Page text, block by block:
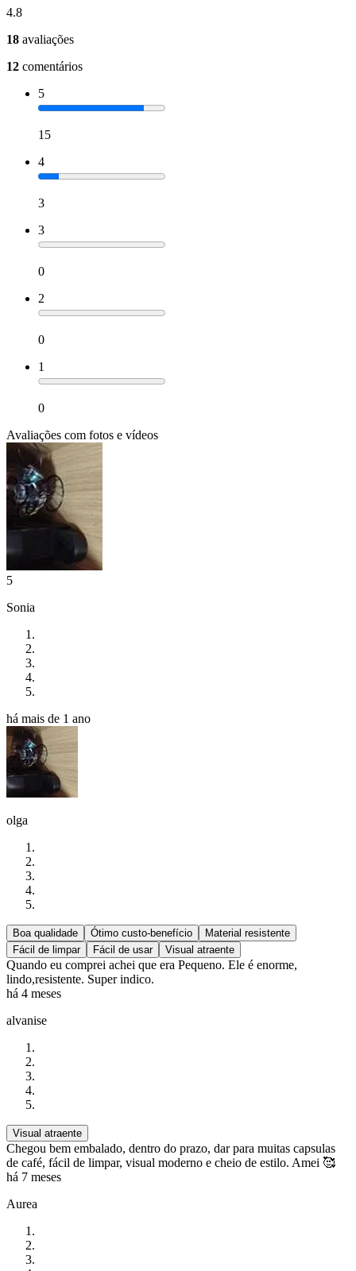
4.8
18 avaliações
12 comentários
5
15
4
3
3
0
2
0
1
0
Avaliações com fotos e vídeos
5
Sonia
há mais de 1 ano
olga
Boa qualidade Ótimo custo-benefício
Material resistente
Fácil de limpar
Fácil de usar Visual atraente
Quando eu comprei achei que era Pequeno. Ele é enorme,
lindo,resistente. Super indico.
há 4 meses
alvanise
Visual atraente
Chegou bem embalado, dentro do prazo, dar para muitas capsulas
de café, fácil de limpar, visual moderno e cheio de estilo. Amei 🥰
há 7 meses
Aurea